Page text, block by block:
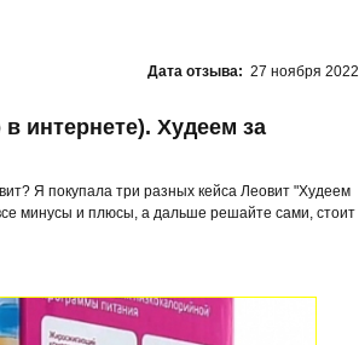
Дата отзыва: 27 ноября 2022
интернете). Худеем за
Я покупала три разных кейса Леовит "Худеем
минусы и плюсы, а дальше решайте сами, стоит